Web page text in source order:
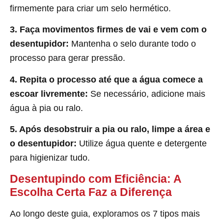
firmemente para criar um selo hermético.
3. Faça movimentos firmes de vai e vem com o
desentupidor: Mantenha o selo durante todo o
processo para gerar pressão.
4. Repita o processo até que a água comece a
escoar livremente: Se necessário, adicione mais
água à pia ou ralo.
5. Após desobstruir a pia ou ralo, limpe a área e
o desentupidor: Utilize água quente e detergente
para higienizar tudo.
Desentupindo com Eficiência: A
Escolha Certa Faz a Diferença
Ao longo deste guia, exploramos os 7 tipos mais